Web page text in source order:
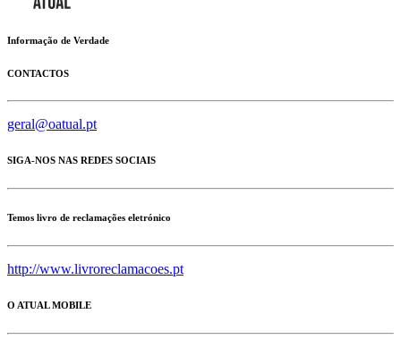
Informação de Verdade
CONTACTOS
geral@oatual.pt
SIGA-NOS NAS REDES SOCIAIS
Temos livro de reclamações eletrónico
http://www.livroreclamacoes.pt
O ATUAL MOBILE